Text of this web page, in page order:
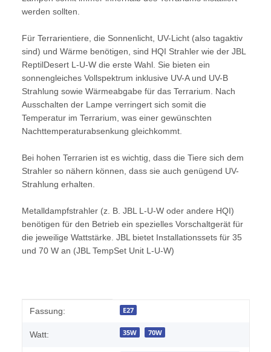
werden sollten.
Für Terrarientiere, die Sonnenlicht, UV-Licht (also tagaktiv
sind) und Wärme benötigen, sind HQI Strahler wie der JBL
ReptilDesert L-U-W die erste Wahl. Sie bieten ein
sonnengleiches Vollspektrum inklusive UV-A und UV-B
Strahlung sowie Wärmeabgabe für das Terrarium. Nach
Ausschalten der Lampe verringert sich somit die
Temperatur im Terrarium, was einer gewünschten
Nachttemperaturabsenkung gleichkommt.
Bei hohen Terrarien ist es wichtig, dass die Tiere sich dem
Strahler so nähern können, dass sie auch genügend UV-
Strahlung erhalten.
Metalldampfstrahler (z. B. JBL L-U-W oder andere HQI)
benötigen für den Betrieb ein spezielles Vorschaltgerät für
die jeweilige Wattstärke. JBL bietet Installationssets für 35
und 70 W an (JBL TempSet Unit L-U-W)
Produkteigenschaft
Wert
Fassung: E27
Watt: 35W 70W